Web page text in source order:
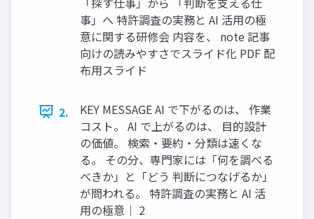
事」へ 特許調査の実務と AI 活用の極
意に関する研修会 内容を、 note 記事
向けの読みやすさでスライド化 PDF 配
布用スライド
2.
KEY MESSAGE AI で下がるのは、 作業
コスト。 AI で上がるのは、 目的設計
の価値。 検索・要約・分類は速くな
る。 その分、専門家には「何を調べる
べきか」と「どう 判断につなげるか」
が問われる。 特許調査の実務と AI 活
用の極意｜ 2